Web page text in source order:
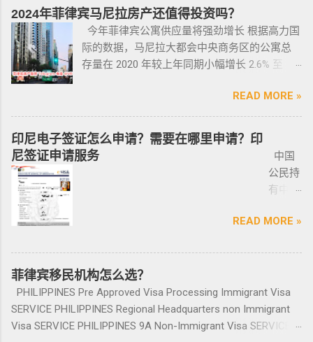
因此而被逮捕。 要求枪支持有者，每两年更新
一次执照，并每四年登记一次枪支。 如果不遵
守，将导致撤销和没收枪支。 续期申请，需要
在该许可证期满之日前六个月内，向菲律宾国
此外还要求，要携带枪支外出的人，必须以合
手枪。 目前共有五种持有枪支的许可证： 类别
1 －最多拥有2支枪 类别 2 -最多拥有5支枪 类别
3 -最多拥有10支枪 类别 4 -最多拥有15支枪 类
了NBI，这2步做好了以后如果不着急走，最长
等待时间是半年。半年内都可以随时走。 菲律
宾做了遣返会是黑名单吗？ 但凡做了遣返都是
黑名单。遣返的流程第一步就是申请驱逐令。
中国人出境被扣护照，被扣护照后面的处理方
式只有遣返。 上了菲律宾黑名单以后怎么再入
境 如果您已经被遣返回去了，并且还想再来菲
律宾的话，那么您可以联系我们帮您洗黑直接
清底，整个周期15个工作日，洗好了以后再入
境不会有任何被拦，包入境的。 如果您需要了
题也可以询问。 遣返回国的流程是什么？ 1. 先
提交到移民局，等待a...
名； 2、第二份合同一般都是一张空白的合同，
只有车行的签字，所以你要核对签字是否一
致，如果可以尽量多要一些签过字的合同，后
面会说为什么； 3、检查CR/OR原件，原件，原
哪里交保险，保险品类； 4、车牌要注意是不是
你取回来再交易，因为现在两年以上的车牌基
本都下来了，如果你不知道去哪里换贴牌也是
比较麻烦的，何况大部分人英语都不太好，贴
牌的车牌号和临时车牌的车牌号不是同一个号
讳的号码； 5、车钥匙一般是2-三把，2把自动1
合同、一份保险、 一份OR/CR文件，这些一定
要放在家里保存好，OR/CR可以复印两张放到车
里备用 ； 想了解更多最新信息欢迎联系和咨询
我们，微信：BGC998 电报@BGC998 Whats
供了一个额外的永居身份，成功获得这些签证
后，不仅能在菲律宾享受更多福利与权益，而
且申请者的原有国籍与原有权益不会受到影
响。 退休移民签证——SRRV
宾退休署(PRA)颁发的移民绿卡，持有者可以自
由出入境，并在菲律宾永居。 申请条件一般
分为两种：现金存款类和房产投资类。 现金
存款类： （1）申请人的年龄需在50岁以上：
一家三口存款2万美元，多一个人需另存款1.5万
美元/人； （2）存款冻结在银行，不能用于
赎回存款。 房产投资类： （1）存款可全
（2）房产不能出售，但可用于出租； （3）
申请人需要拿到菲律宾的房产证，才能在PRA申
请置换之前办理SRRV身份时存入的存款。 申
请流程： 1、申请人提供基础的申请材料做初
审，后转款两万美金到相关部门； 2、审核该
存款的安全性，申请人需要入境菲律宾完成后
需要提
供
ICARD
人无须
就能做
完报
道。做
报道后
上。
咨询微
信
2024年菲律宾马尼拉房产还值得投资吗？
今年菲律宾公寓供应量将强劲增长 根据高力国
际的数据，马尼拉大都会中央商务区的公寓总
存量在 2020 年较上年同期小幅增长 2.6% 至
同比增长放缓。由于新冠疫情，2020 年仅交付
了约 3,370 套，低于 2019 年的 11,200套和过去
十年的年均 7,900 套。 ●菲律宾998不动产机构
998 Real Estate 专注于为华人在菲律宾马尼拉
地区提供一站式的期房投资、炒楼花、现房买
卖、房屋租赁、越来越多的华人对菲律宾旅游
投资,菲律宾移民感兴趣,居外网菲律宾房地产网,
为您精彩呈现菲律宾房子,来居外投资菲律宾房
大的外国人不动产服务机构之一，主要服务在
菲外国人以及在菲工作生活的业主和租客，提
供一站式中文/英文资讯服务。供菲律宾的新
房、二手房、特价房、二手楼花、开发商、投
资指南等房产信息,为房产投资者菲律宾买房提
READ MORE »
印尼电子签证怎么申请？需要在哪里申请？印
尼签证申请服务
中国
公民持
有中国
要菲律
前往印
印尼签
证？
泰国出
READ MORE »
菲律宾移民机构怎么选？
PHILIPPINES Pre Approved Visa Processing Immigrant Visa
SERVICE PHILIPPINES Regional Headquarters non Immigrant
Visa SERVICE PHILIPPINES 9A Non-Immigrant Visa SERVICE